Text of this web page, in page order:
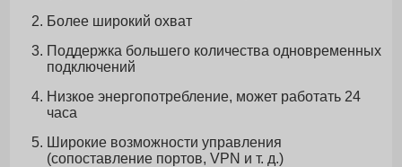
Более широкий охват
Поддержка большего количества одновременных
подключений
Низкое энергопотребление, может работать 24
часа
Широкие возможности управления
(сопоставление портов, VPN и т. д.)